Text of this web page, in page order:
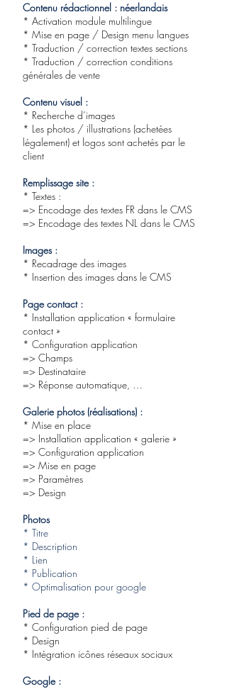
Contenu rédactionnel : néerlandais
* Activation module multilingue
* Mise en page / Design menu langues
* Traduction / correction textes sections
* Traduction / correction conditions
générales de vente
Contenu visuel :
* Recherche d’images
* Les photos / illustrations (achetées
légalement) et logos sont achetés par le
client
Remplissage site :
* Textes :
=> Encodage des textes FR dans le CMS
=> Encodage des textes NL dans le CMS
Images :
* Recadrage des images
* Insertion des images dans le CMS
Page contact :
* Installation application « formulaire
contact »
* Configuration application
=> Champs
=> Destinataire
=> Réponse automatique, …
Galerie photos (réalisations) :
* Mise en place
=> Installation application « galerie »
=> Configuration application
=> Mise en page
=> Paramètres
=> Design
Photos
* Titre
* Description
* Lien
* Publication
* Optimalisation pour google
Pied de page :
* Configuration pied de page
* Design
* Intégration icônes réseaux sociaux
Google :